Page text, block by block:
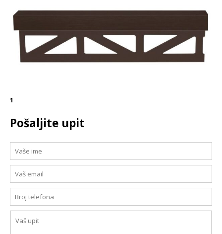
1
Pošaljite upit